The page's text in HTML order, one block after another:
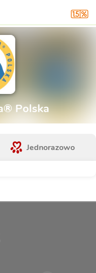
Polska
Jednorazowo